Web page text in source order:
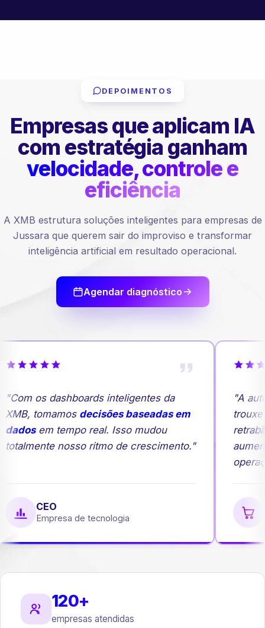
DEPOIMENTOS
Empresas que aplicam IA
com estratégia ganham
velocidade, controle e
eficiência
A XMB estrutura soluções inteligentes para empresas de
Jussara que querem sair do improviso e transformar
inteligência artificial em resultado operacional.
Agendar diagnóstico
"Com os dashboards inteligentes da
XMB, tomamosdecisões baseadas em
dadosem tempo real. Isso mudou
totalmente nosso ritmo de crescimento."
CEO
Empresa de tecnologia
"A
120+
empresas atendidas